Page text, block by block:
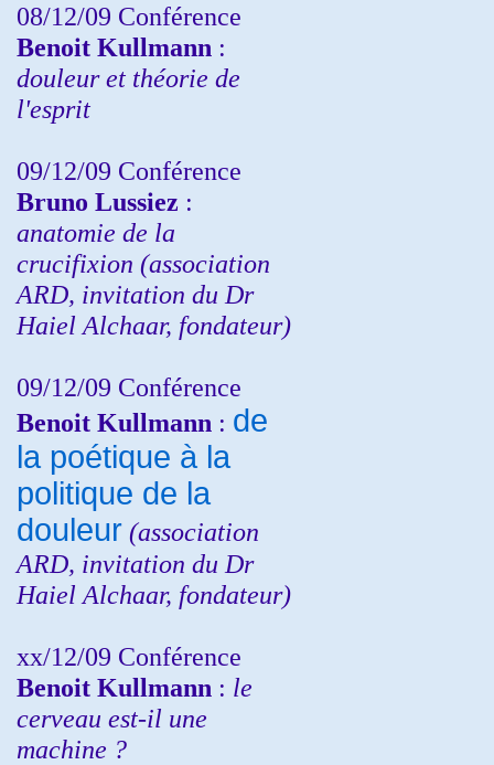
08/12/09 Conférence
Benoit Kullmann :
douleur et théorie de
l'esprit
09/12/09 Conférence
Bruno Lussiez :
anatomie de la
crucifixion (association
ARD, invitation du Dr
Haiel Alchaar, fondateur)
09/12/09 Conférence
Benoit Kullmann : de
la poétique à la
politique de la
douleur (association
ARD, invitation du Dr
Haiel Alchaar, fondateur)
xx/12/09 Conférence
Benoit Kullmann : le
cerveau est-il une
machine ?